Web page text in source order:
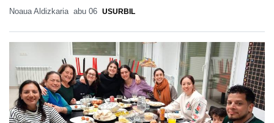
Noaua Aldizkaria abu 06 USURBIL